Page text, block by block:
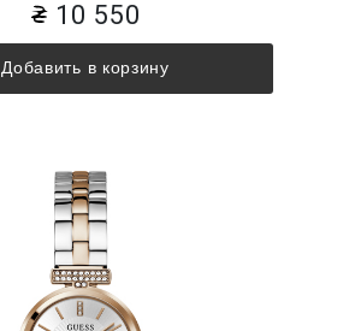
10 550
Добавить в корзину